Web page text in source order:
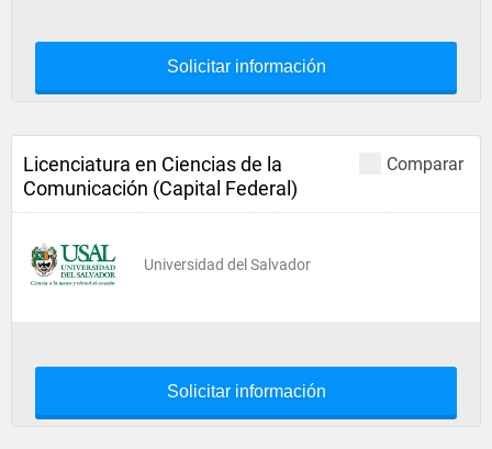
Solicitar información
Comparar
Licenciatura en Ciencias de la
Comunicación (Capital Federal)
Universidad del Salvador
Solicitar información